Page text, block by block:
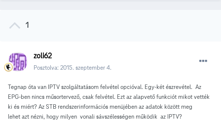
1
zoli62
Posztolva: 2015. szeptember 4.
Tegnap óta van IPTV szolgáltatásom felvétel opcióval. Egy-két észrevétel. Az
EPG-ben nincs műsortervező, csak felvétel. Ezt az alapvető funkciót mikot vették
ki és miért? Az STB rendszerinformációs menüjében az adatok között meg
lehet azt nézni, hogy milyen vonali sávszélességen működik az IPTV?